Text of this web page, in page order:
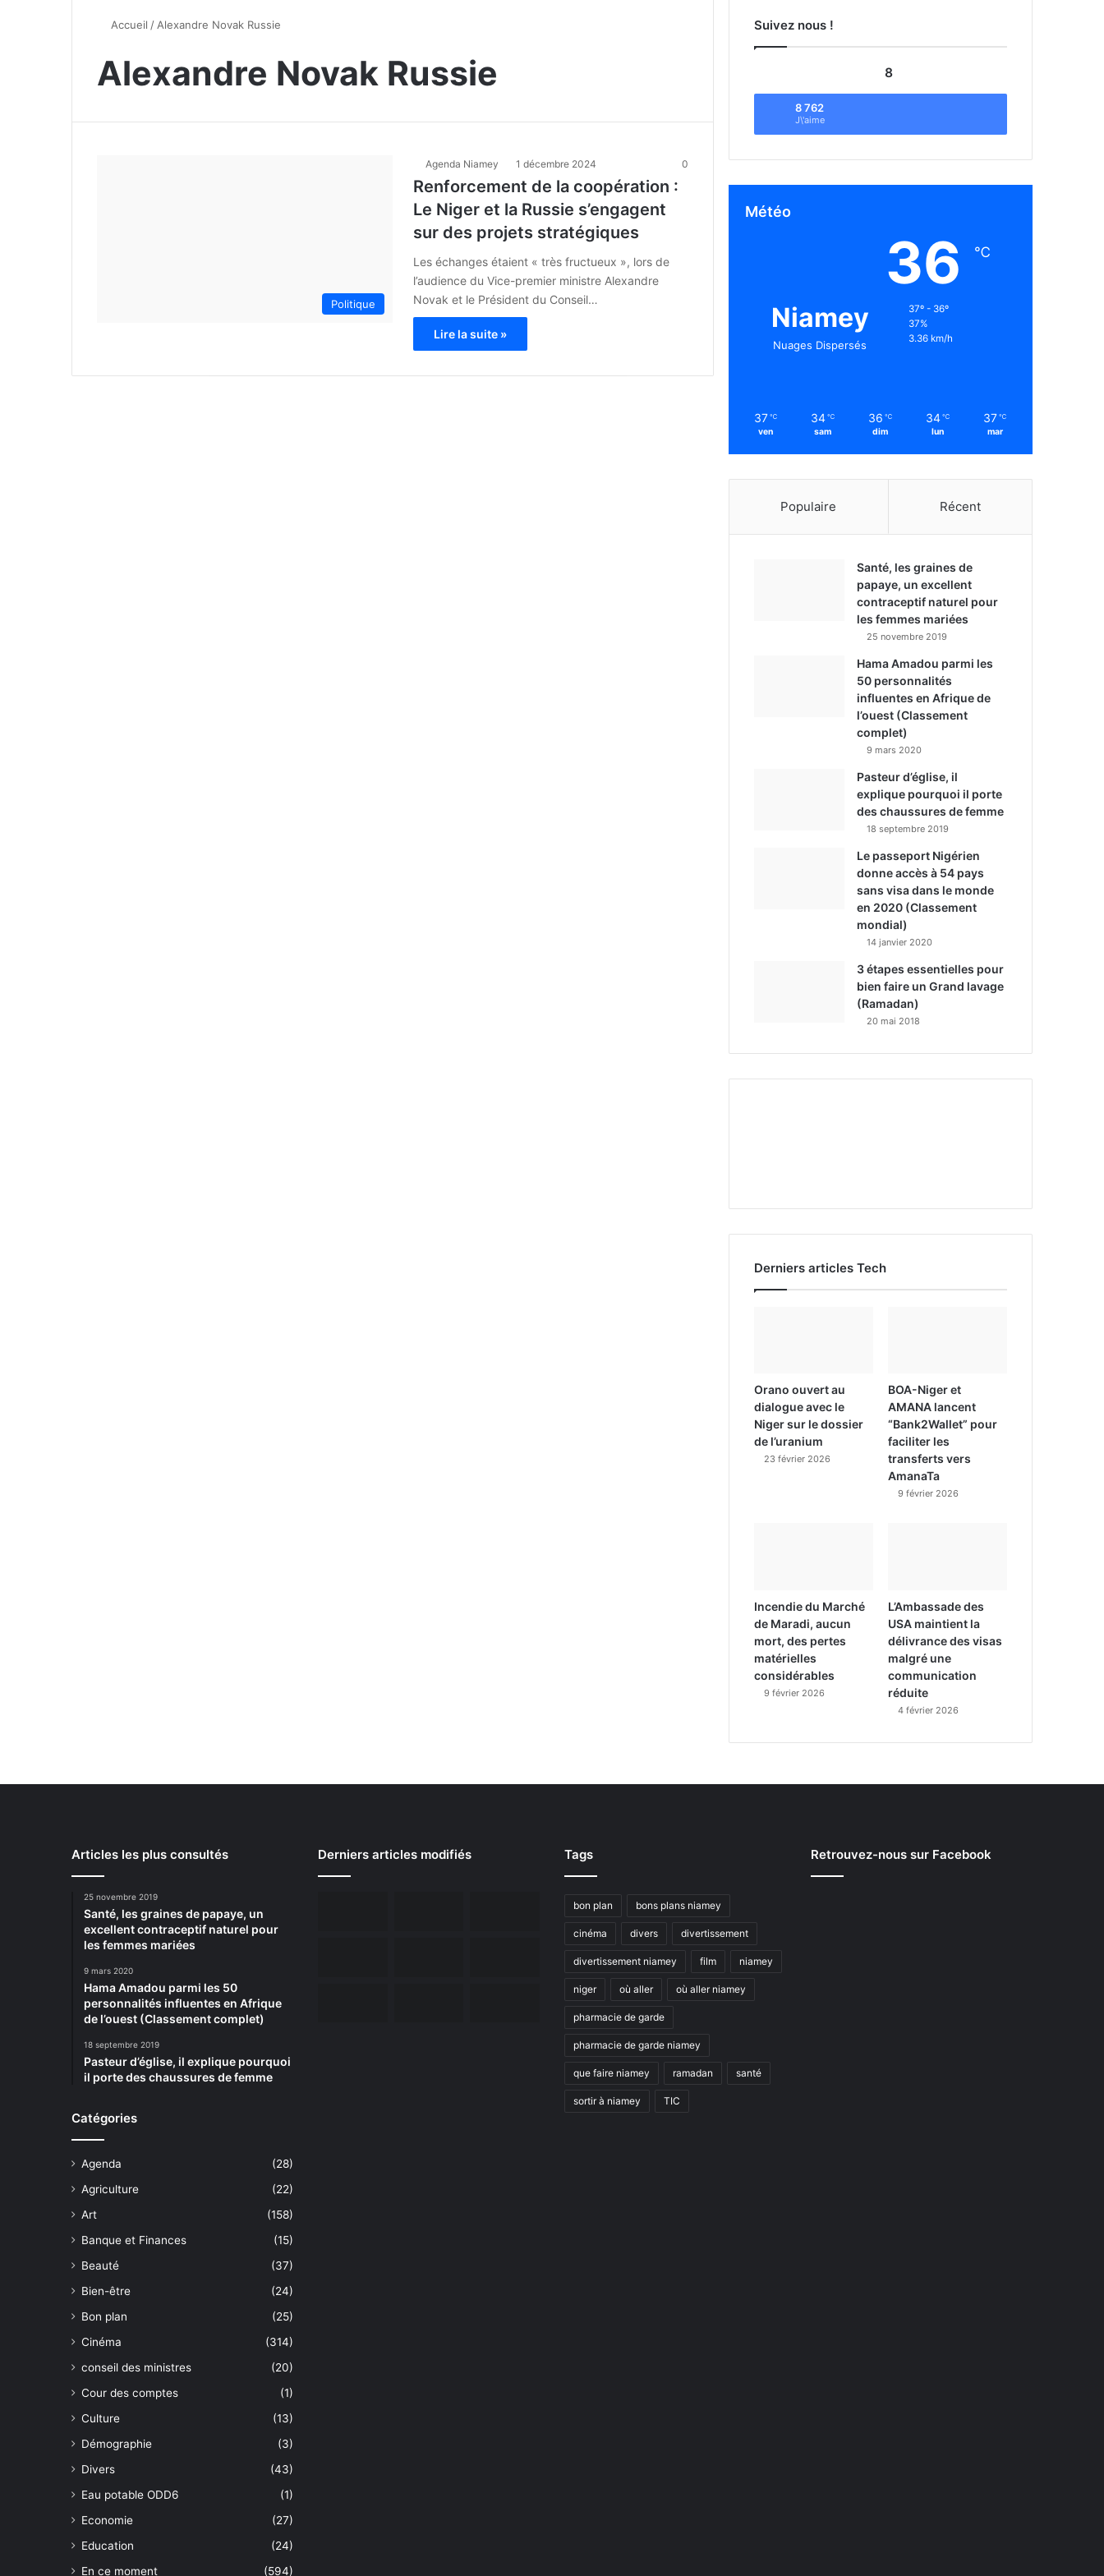
Accueil /Alexandre Novak Russie
Alexandre Novak Russie
Politique
Agenda Niamey 1 décembre 2024 0
Renforcement de la coopération :
Le Niger et la Russie s’engagent
sur des projets stratégiques
Les échanges étaient « très fructueux », lors de
l’audience du Vice-premier ministre Alexandre
Novak et le Président du Conseil…
Lire la suite »
Suivez nous !
8
8 762
J\'aime
Météo
Niamey
Nuages Dispersés
36 ℃
37º - 36º
37%
3.36 km/h
37 ℃
ven
34 ℃
sam
36 ℃
dim
34 ℃
lun
37 ℃
mar
Populaire Récent
Santé, les graines de
papaye, un excellent
contraceptif naturel pour
les femmes mariées
25 novembre 2019
Hama Amadou parmi les
50 personnalités
influentes en Afrique de
l’ouest (Classement
complet)
9 mars 2020
Pasteur d’église, il
explique pourquoi il porte
des chaussures de femme
18 septembre 2019
Le passeport Nigérien
donne accès à 54 pays
sans visa dans le monde
en 2020 (Classement
mondial)
14 janvier 2020
3 étapes essentielles pour
bien faire un Grand lavage
(Ramadan)
20 mai 2018
Derniers articles Tech
Orano ouvert au
dialogue avec le
Niger sur le dossier
de l’uranium
23 février 2026
BOA-Niger et
AMANA lancent
“Bank2Wallet” pour
faciliter les
transferts vers
AmanaTa
9 février 2026
Incendie du Marché
de Maradi, aucun
mort, des pertes
matérielles
considérables
9 février 2026
L’Ambassade des
USA maintient la
délivrance des visas
malgré une
communication
réduite
4 février 2026
Articles les plus consultés
25 novembre 2019
Santé, les graines de papaye, un
excellent contraceptif naturel pour
les femmes mariées
9 mars 2020
Hama Amadou parmi les 50
personnalités influentes en Afrique
de l’ouest (Classement complet)
18 septembre 2019
Pasteur d’église, il explique pourquoi
il porte des chaussures de femme
Catégories
Agenda
(28)
Agriculture
(22)
Art
(158)
Banque et Finances
(15)
Beauté
(37)
Bien-être
(24)
Bon plan
(25)
Cinéma
(314)
conseil des ministres
(20)
Cour des comptes
(1)
Culture
(13)
Démographie
(3)
Divers
(43)
Eau potable ODD6
(1)
Economie
(27)
Education
(24)
En ce moment
(594)
Derniers articles modifiés Tags
bon plan bons plans niamey
cinéma divers divertissement
divertissement niamey film niamey
niger où aller où aller niamey
pharmacie de garde
pharmacie de garde niamey
que faire niamey ramadan santé
sortir à niamey TIC
Retrouvez-nous sur Facebook